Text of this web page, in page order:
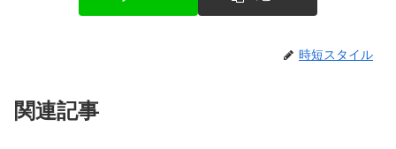
時短スタイル
関連記事